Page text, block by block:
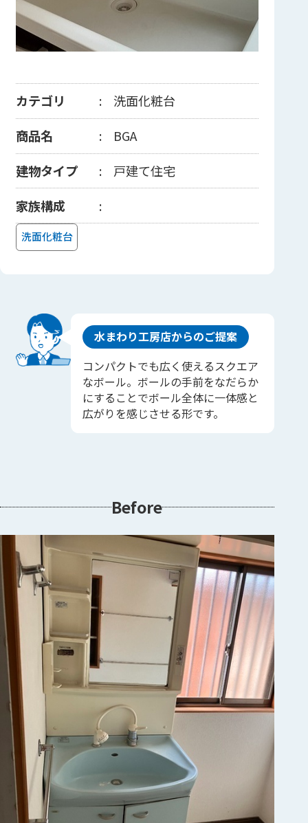
カテゴリ
洗面化粧台
商品名
BGA
建物タイプ
戸建て住宅
家族構成
洗面化粧台
水まわり工房店からのご提案
コンパクトでも広く使えるスクエア
なボール。ボールの手前をなだらか
にすることでボール全体に一体感と
広がりを感じさせる形です。
Before